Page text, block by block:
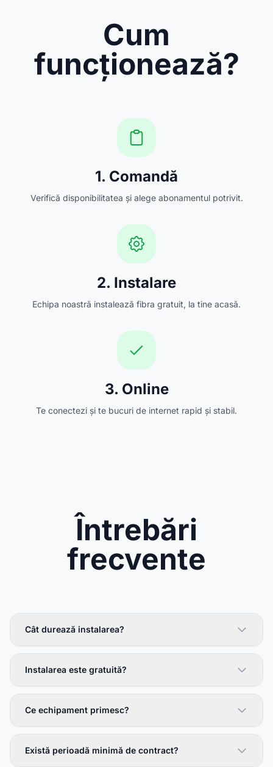
Cum
funcționează?
1. Comandă
Verifică disponibilitatea și alege abonamentul potrivit.
2. Instalare
Echipa noastră instalează fibra gratuit, la tine acasă.
3. Online
Te conectezi și te bucuri de internet rapid și stabil.
Întrebări
frecvente
Cât durează instalarea?
Instalarea este gratuită?
Ce echipament primesc?
Există perioadă minimă de contract?